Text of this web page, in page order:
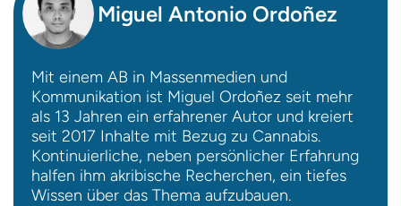
Miguel Antonio Ordoñez
Mit einem AB in Massenmedien und
Kommunikation ist Miguel Ordoñez seit mehr
als 13 Jahren ein erfahrener Autor und kreiert
seit 2017 Inhalte mit Bezug zu Cannabis.
Kontinuierliche, neben persönlicher Erfahrung
halfen ihm akribische Recherchen, ein tiefes
Wissen über das Thema aufzubauen.